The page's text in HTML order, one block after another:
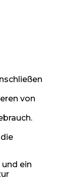
von
ein